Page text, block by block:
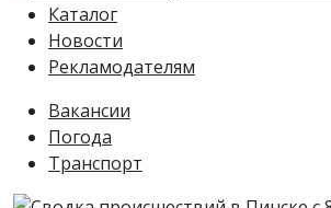
Каталог
Новости
Рекламодателям
Вакансии
Погода
Транспорт